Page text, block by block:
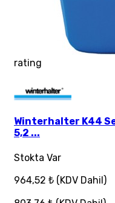
rating
Winterhalter K44
5,2 ...
Stokta Var
964,52 ₺ (KDV Dahil)